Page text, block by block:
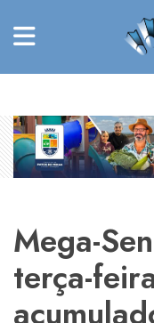
Mega-
terça-